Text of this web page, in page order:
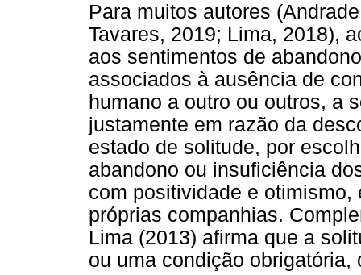
Para muitos autores
Tavares, 2019; Lima, 2018),
aos sentimentos de
associados à ausência de
humano a outro ou outros, a
justamente em razão da
estado de solitude, por
abandono ou insuficiência
com positividade e
próprias companhias.
Lima (2013) afirma que a
ou uma condição